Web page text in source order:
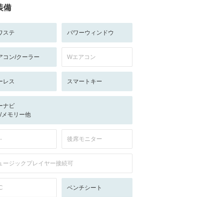
備
ステ パワーウィンドウ
コン/クーラー Wエアコン
レス スマートキー
ナビ
メモリー他
後席モニター
ージックプレイヤー接続可
ベンチシート